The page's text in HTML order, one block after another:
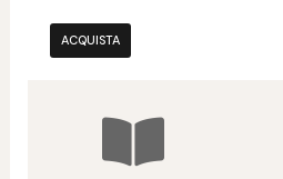
ACQUISTA